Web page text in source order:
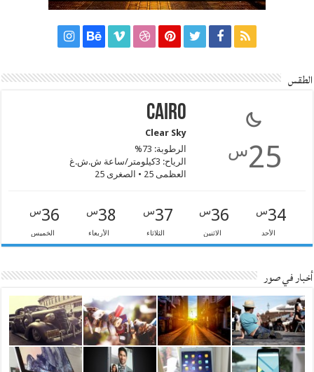
الطقس
25س
Cairo
Clear Sky
الرطوبة: 73%
الرياح: 3كيلومتر/ساعة ش.ش.غ
العظمى 25 • الصغرى 25
34س
الأحد
36س
الاثنين
37س
الثلاثاء
38س
الأربعاء
36س
الخميس
أخبار في صور